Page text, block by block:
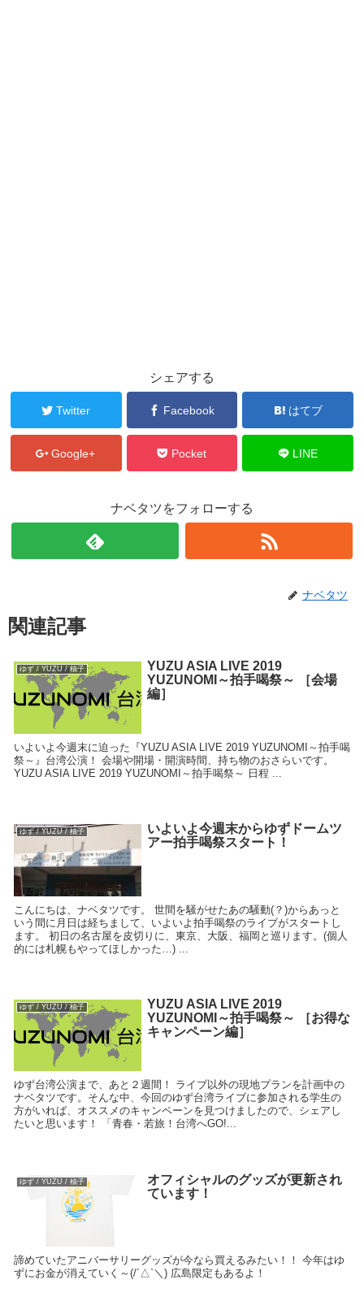
シェアする
Twitter Facebook はてブ
Google+ Pocket LINE
ナベタツをフォローする
ナベタツ
関連記事
ゆず / YUZU / 柚子
YUZU ASIA LIVE 2019
YUZUNOMI～拍手喝祭～ ［会場
編］
いよいよ今週末に迫った『YUZU ASIA LIVE 2019 YUZUNOMI～拍手喝
祭～』台湾公演！ 会場や開場・開演時間、持ち物のおさらいです。
YUZU ASIA LIVE 2019 YUZUNOMI～拍手喝祭～ 日程 ...
ゆず / YUZU / 柚子
いよいよ今週末からゆずドームツ
アー拍手喝祭スタート！
こんにちは、ナベタツです。 世間を騒がせたあの騒動(？)からあっと
いう間に月日は経ちまして、いよいよ拍手喝祭のライブがスタートし
ます。 初日の名古屋を皮切りに、東京、大阪、福岡と巡ります。(個人
的には札幌もやってほしかった…) ...
ゆず / YUZU / 柚子
YUZU ASIA LIVE 2019
YUZUNOMI～拍手喝祭～ ［お得な
キャンペーン編］
ゆず台湾公演まで、あと２週間！ ライブ以外の現地プランを計画中の
ナベタツです。そんな中、今回のゆず台湾ライブに参加される学生の
方がいれば、オススメのキャンペーンを見つけましたので、シェアし
たいと思います！ 「青春・若旅！台湾へGO!...
ゆず / YUZU / 柚子
オフィシャルのグッズが更新され
ています！
諦めていたアニバーサリーグッズが今なら買えるみたい！！ 今年はゆ
ずにお金が消えていく～(/´△`＼) 広島限定もあるよ！